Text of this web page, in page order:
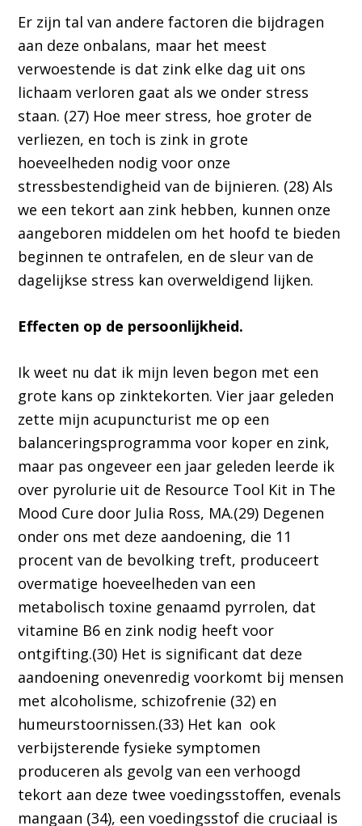
Er zijn tal van andere factoren die bijdragen
aan deze onbalans, maar het meest
verwoestende is dat zink elke dag uit ons
lichaam verloren gaat als we onder stress
staan. (27) Hoe meer stress, hoe groter de
verliezen, en toch is zink in grote
hoeveelheden nodig voor onze
stressbestendigheid van de bijnieren. (28) Als
we een tekort aan zink hebben, kunnen onze
aangeboren middelen om het hoofd te bieden
beginnen te ontrafelen, en de sleur van de
dagelijkse stress kan overweldigend lijken.
Effecten op de persoonlijkheid.
Ik weet nu dat ik mijn leven begon met een
grote kans op zinktekorten. Vier jaar geleden
zette mijn acupuncturist me op een
balanceringsprogramma voor koper en zink,
maar pas ongeveer een jaar geleden leerde ik
over pyrolurie uit de Resource Tool Kit in The
Mood Cure door Julia Ross, MA.(29) Degenen
onder ons met deze aandoening, die 11
procent van de bevolking treft, produceert
overmatige hoeveelheden van een
metabolisch toxine genaamd pyrrolen, dat
vitamine B6 en zink nodig heeft voor
ontgifting.(30) Het is significant dat deze
aandoening onevenredig voorkomt bij mensen
met alcoholisme, schizofrenie (32) en
humeurstoornissen.(33) Het kan ook
verbijsterende fysieke symptomen
produceren als gevolg van een verhoogd
tekort aan deze twee voedingsstoffen, evenals
mangaan (34), een voedingsstof die cruciaal is